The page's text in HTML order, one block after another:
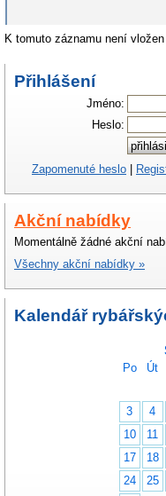
K tomuto záznamu není
Přihlášení
Jméno:
Heslo:
Zapomenuté heslo
Akční nabídky
Momentálně žádné akční
Všechny akční nabídky »
Kalendář
Po Út
3
4
10
11
17
18
24
25